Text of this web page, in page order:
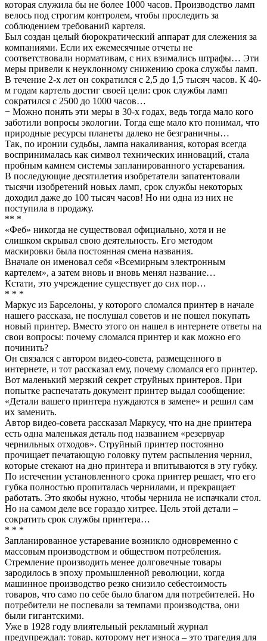
которая служила бы не более 1000 часов. Производство ламп
велось под строгим контролем, чтобы проследить за
соблюдением требований картеля.
Был создан целый бюрократический аппарат для слежения за
компаниями. Если их ежемесячные отчеты не
соответствовали нормативам, с них взимались штрафы… Эти
меры привели к неуклонному снижению срока службы ламп.
В течение 2-х лет он сократился с 2,5 до 1,5 тысяч часов. К 40-
м годам картель достиг своей цели: срок службы ламп
сократился с 2500 до 1000 часов…
− Можно понять эти меры в 30-х годах, ведь тогда мало кого
заботили вопросы экологии. Тогда еще мало кто понимал, что
природные ресурсы планеты далеко не безграничны…
Так, по иронии судьбы, лампа накаливания, которая всегда
воспринималась как символ технических инноваций, стала
пробным камнем системы запланированного устаревания.
В последующие десятилетия изобретатели запатентовали
тысячи изобретений новых ламп, срок службы некоторых
доходил даже до 100 тысяч часов! Но ни одна из них не
поступила в продажу.
** *
«Феб» никогда не существовал официально, хотя и не
слишком скрывал свою деятельность. Его методом
маскировки была постоянная смена названия.
Вначале он именовал себя «Всемирным электронным
картелем», а затем вновь и вновь менял название…
Кстати, это учреждение существует до сих пор…
* * *
Маркус из Барселоны, у которого сломался принтер в начале
нашего рассказа, не послушал советов и не пошел покупать
новый принтер. Вместо этого он нашел в интернете ответы на
свои вопросы: почему сломался принтер и как можно его
починить?
Он связался с автором видео-совета, размещенного в
интернете, и тот рассказал ему, почему сломался его принтер.
Вот маленький мерзкий секрет струйных принтеров. При
попытке распечатать документ принтер выдал сообщение:
«Детали вашего принтера нуждаются в замене» и решил сам
их заменить.
Автор видео-совета рассказал Маркусу, что на дне принтера
есть одна маленькая деталь под названием «резервуар
чернильных отходов». Струйный принтер постоянно
прочищает печатающую головку путем распыления чернил,
которые стекают на дно принтера и впитываются в эту губку.
По истечении установленного срока принтер решает, что его
губка полностью пропиталась чернилами, и прекращает
работать. Это якобы нужно, чтобы чернила не испачкали стол.
Но на самом деле все гораздо хитрее. Цель этой детали –
сократить срок службы принтера…
* * *
Запланированное устаревание возникло одновременно с
массовым производством и обществом потребления.
Стремление производить менее долговечные товары
зародилось в эпоху промышленной революции, когда
машинное производство резко снизило себестоимость
товаров, что само по себе было благом для потребителей. Но
потребители не поспевали за темпами производства, они
были гигантскими.
Уже в 1928 году влиятельный рекламный журнал
предупреждал: товар, которому нет износа – это трагедия для